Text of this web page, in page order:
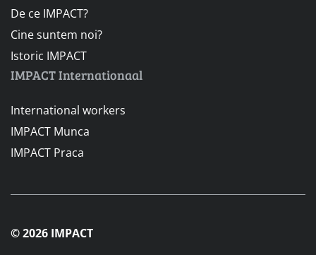
De ce IMPACT?
Cine suntem noi?
Istoric IMPACT
IMPACT Internationaal
International workers
IMPACT Munca
IMPACT Praca
© 2026 IMPACT